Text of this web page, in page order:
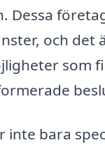
Dessa
och det
som
inte bara